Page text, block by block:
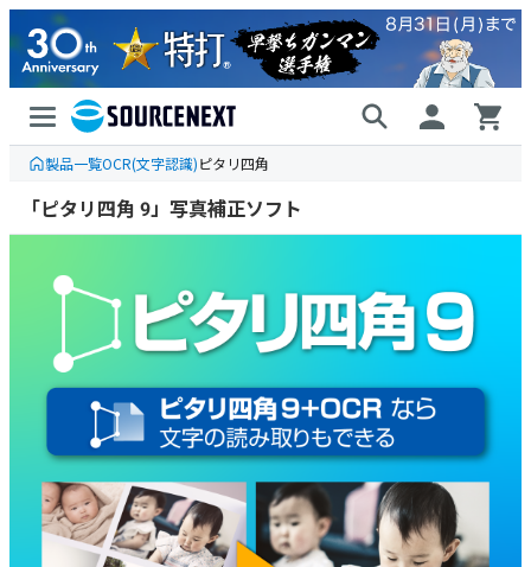
製品一覧OCR(文字認識)ピタリ四角
「ピタリ四角 9」写真補正ソフト